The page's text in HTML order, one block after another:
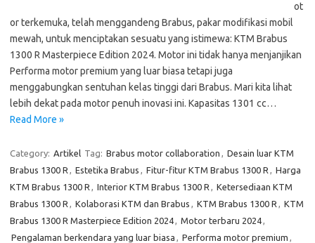
ot
or terkemuka, telah menggandeng Brabus, pakar modifikasi mobil
mewah, untuk menciptakan sesuatu yang istimewa: KTM Brabus
1300 R Masterpiece Edition 2024. Motor ini tidak hanya menjanjikan
Performa motor premium yang luar biasa tetapi juga
menggabungkan sentuhan kelas tinggi dari Brabus. Mari kita lihat
lebih dekat pada motor penuh inovasi ini. Kapasitas 1301 cc…
Read More »
Category: Artikel Tag: Brabus motor collaboration , Desain luar KTM
Brabus 1300 R , Estetika Brabus , Fitur-fitur KTM Brabus 1300 R , Harga
KTM Brabus 1300 R , Interior KTM Brabus 1300 R , Ketersediaan KTM
Brabus 1300 R , Kolaborasi KTM dan Brabus , KTM Brabus 1300 R , KTM
Brabus 1300 R Masterpiece Edition 2024, Motor terbaru 2024,
Pengalaman berkendara yang luar biasa , Performa motor premium ,